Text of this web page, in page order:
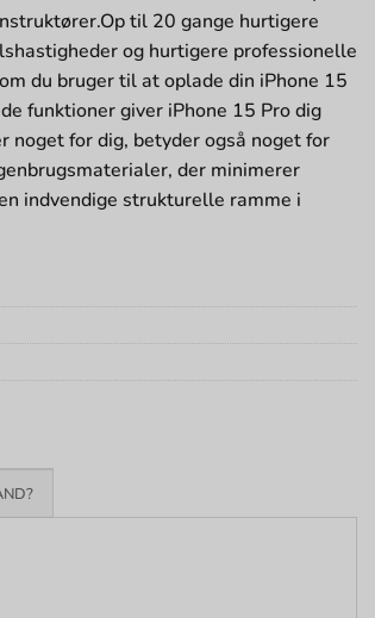
til 20 gange hurtigere
og hurtigere professionelle
du bruger til at oplade din iPhone 15
funktioner giver iPhone 15 Pro dig
for dig, betyder også noget for
der minimerer
indvendige strukturelle ramme i